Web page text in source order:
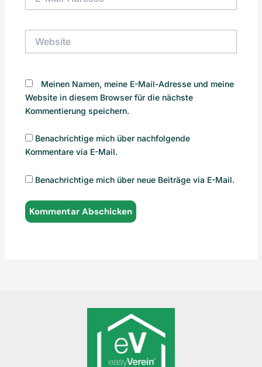
Mail-
Meinen Namen, meine E-Mail-Adresse und meine
Website in diesem Browser für die nächste
Kommentierung speichern.
Benachrichtige mich über nachfolgende
Kommentare via E-Mail.
Benachrichtige mich über neue Beiträge via E-Mail.